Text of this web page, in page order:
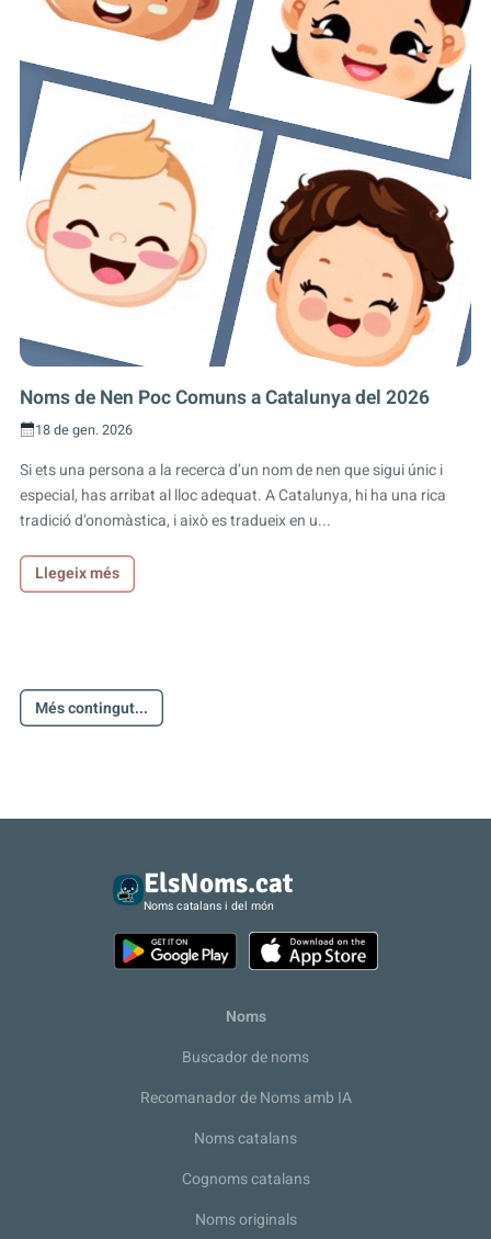
Noms de Nen Poc Comuns a Catalunya del 2026
18 de gen. 2026
Si ets una persona a la recerca d’un nom de nen que sigui únic i
especial, has arribat al lloc adequat. A Catalunya, hi ha una rica
tradició d’onomàstica, i això es tradueix en u...
Llegeix més
Més contingut...
ElsNoms.cat
Noms catalans i del món
Noms
Buscador de noms
Recomanador de Noms amb IA
Noms catalans
Cognoms catalans
Noms originals